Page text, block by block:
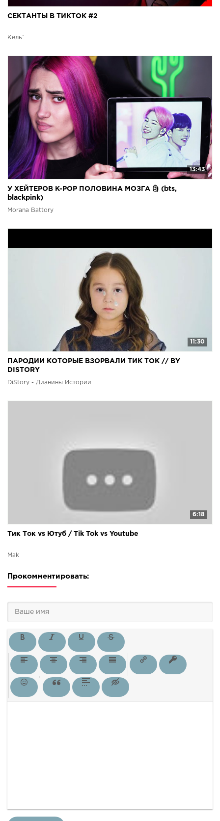
СЕКТАНТЫ В ТИКТОК #2
Кель`
13:43
У ХЕЙТЕРОВ K-POP ПОЛОВИНА МОЗГА 🗿 (bts,
blackpink)
Morana Battory
11:30
ПАРОДИИ КОТОРЫЕ ВЗОРВАЛИ ТИК ТОК // BY
DISTORY
DiStory - Дианины Истории
6:18
Тик Ток vs Ютуб / Tik Tok vs Youtube
Mak
Прокомментировать: